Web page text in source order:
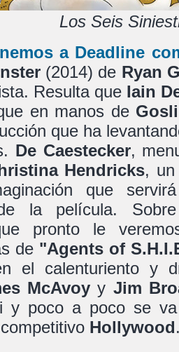
Los Seis
a Deadline
(2014) de Ryan
Resulta que Iain
en manos de
que ha
De Caestecker,
Hendricks, un
que
la película.
pronto le
de "Agents of
el calenturiento y
McAvoy y Jim
y poco a poco se
Hollywood